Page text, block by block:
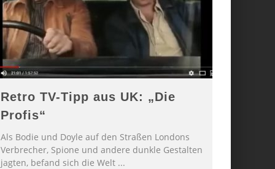
Retro TV-Tipp aus UK: „Die
Profis“
Als Bodie und Doyle auf den Straßen Londons
Verbrecher, Spione und andere dunkle Gestalten
jagten, befand sich die Welt ...